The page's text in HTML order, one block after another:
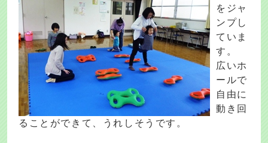
をジャ
ンプし
ていま
す。
広いホ
ールで
自由に
動き回
ることができて、うれしそうです。